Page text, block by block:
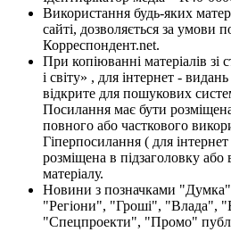
Використання будь-яких
сайті, дозволяється за умови
Корреспондент.net.
При копіюванні матеріалів
і світу» , для інтернет -
відкрите для пошукових
Посилання має бути
повного або часткового
Гіперпосилання ( для
розміщена в підзаголовку або
матеріалу.
Новини з позначками
"Регіони", "Гроші", "Влада",
"Спецпроекти", "Промо"